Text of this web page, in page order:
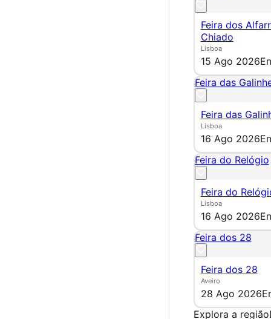
Feira dos
Chiado
Lisboa
15 Ago 2026
Feira das
Feira das
Lisboa
16 Ago 2026
Feira do Relógio
Feira do
Lisboa
16 Ago 2026
Feira dos 28
Feira dos 28
Aveiro
28 Ago 2026
Explora a região